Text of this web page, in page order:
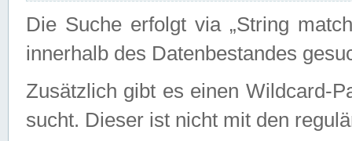
Die Suche erfolgt via „String
innerhalb des Datenbestandes
Zusätzlich gibt es einen Wildcard-
sucht. Dieser ist nicht mit den